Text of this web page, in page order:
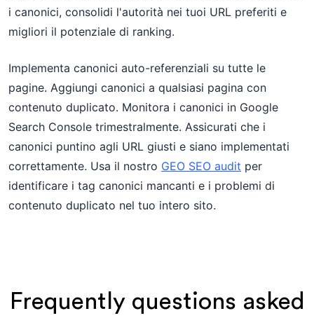
i canonici, consolidi l'autorità nei tuoi URL preferiti e
migliori il potenziale di ranking.
Implementa canonici auto-referenziali su tutte le
pagine. Aggiungi canonici a qualsiasi pagina con
contenuto duplicato. Monitora i canonici in Google
Search Console trimestralmente. Assicurati che i
canonici puntino agli URL giusti e siano implementati
correttamente. Usa il nostro GEO SEO audit per
identificare i tag canonici mancanti e i problemi di
contenuto duplicato nel tuo intero sito.
Frequently questions asked